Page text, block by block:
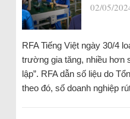
02/05/
RFA Tiếng Việt ngày 30/4
trường gia tăng, nhiều hơn
lập”. RFA dẫn số liệu do
theo đó, số doanh nghiệp